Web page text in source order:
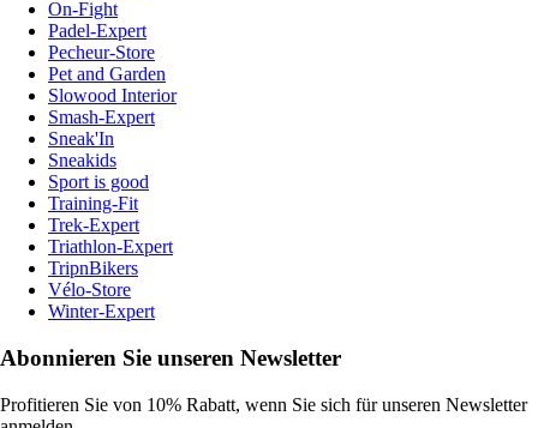
On-Fight
Padel-Expert
Pecheur-Store
Pet and Garden
Slowood Interior
Smash-Expert
Sneak'In
Sneakids
Sport is good
Training-Fit
Trek-Expert
Triathlon-Expert
TripnBikers
Vélo-Store
Winter-Expert
Abonnieren Sie unseren Newsletter
Profitieren Sie von 10% Rabatt, wenn Sie sich für unseren Newsletter